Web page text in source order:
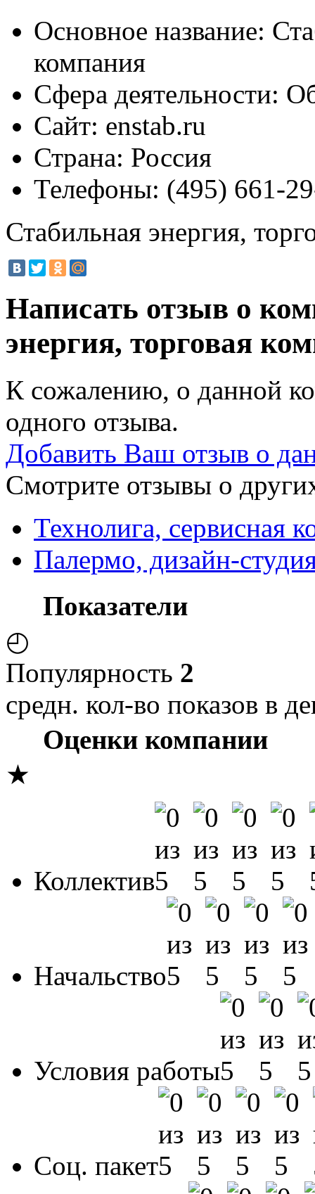
Основное название:
компания
Сфера деятельности:
Сайт: enstab.ru
Страна: Россия
Телефоны: (495) 661-
Стабильная энергия,
Написать отзыв о
энергия, торговая
К сожалению, о данной
одного отзыва.
Добавить Ваш отзыв о
Смотрите отзывы о
Технолига, сервисная
Палермо, дизайн-
Показатели
◴
Популярность 2
средн. кол-во показов в
Оценки компании
★
Коллектив
Начальство
Условия работы
Соц. пакет